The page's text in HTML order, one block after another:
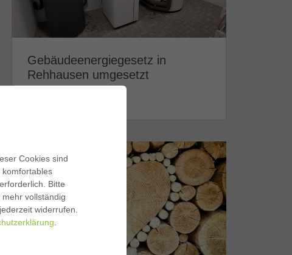
Gebäudeenergiegesetz in
Rehhausen umgesetzt
Cookies sind
Bitte
vollständig
widerrufen.